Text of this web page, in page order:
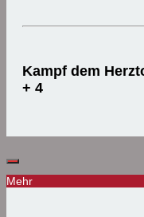
Kampf dem
+ 4
Mehr